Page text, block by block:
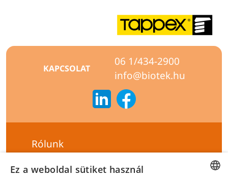
KAPCSOLAT
06 1/434-2900
info@biotek.hu
Rólunk
Ez a weboldal sütiket használ